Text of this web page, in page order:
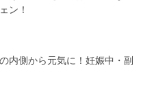
ン！
内側から元気に！妊娠中・副